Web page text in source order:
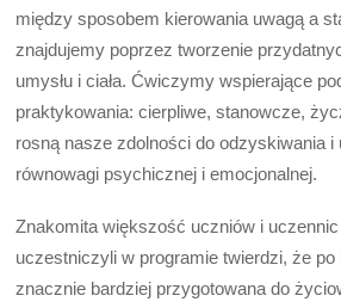
między sposobem kierowania uwagą a
znajdujemy poprzez tworzenie
umysłu i ciała. Ćwiczymy wspierające
praktykowania: cierpliwe, stanowcze,
rosną nasze zdolności do odzyskiwania i
równowagi psychicznej i emocjonalnej.
Znakomita większość uczniów i
uczestniczyli w programie twierdzi, że
znacznie bardziej przygotowana do